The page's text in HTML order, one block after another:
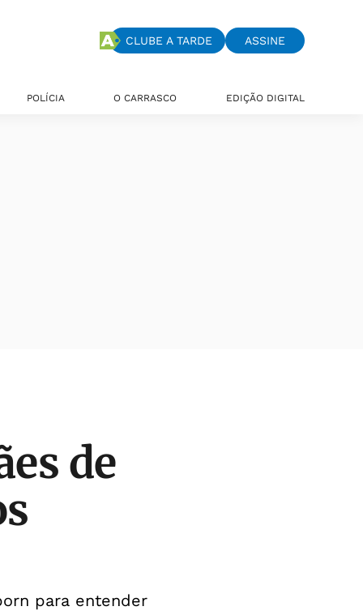
CLUBE A TARDE ASSINE
POLÍCIA O CARRASCO EDIÇÃO DIGITAL
de
para entender